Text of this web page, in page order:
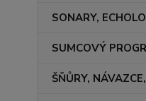
SONARY,
SUMCOVÝ
ŠŇŮRY,